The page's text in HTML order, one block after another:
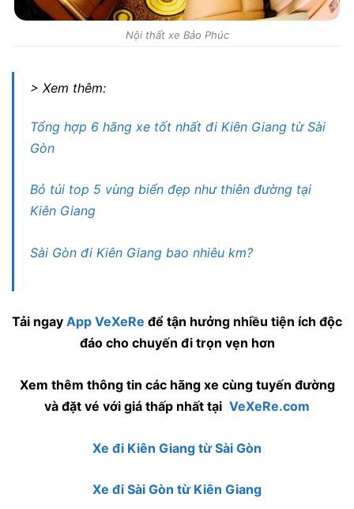
Nội thất xe Bảo Phúc
> Xem thêm:
Tổng hợp 6 hãng xe tốt nhất đi Kiên Giang từ Sài
Gòn
Bỏ túi top 5 vùng biển đẹp như thiên đường tại
Kiên Giang
Sài Gòn đi Kiên Giang bao nhiêu km?
Tải ngay App VeXeRe để tận hưởng nhiều tiện ích độc
đáo cho chuyến đi trọn vẹn hơn
Xem thêm thông tin các hãng xe cùng tuyến đường
và đặt vé với giá thấp nhất tại VeXeRe.com
Xe đi Kiên Giang từ Sài Gòn
Xe đi Sài Gòn từ Kiên Giang